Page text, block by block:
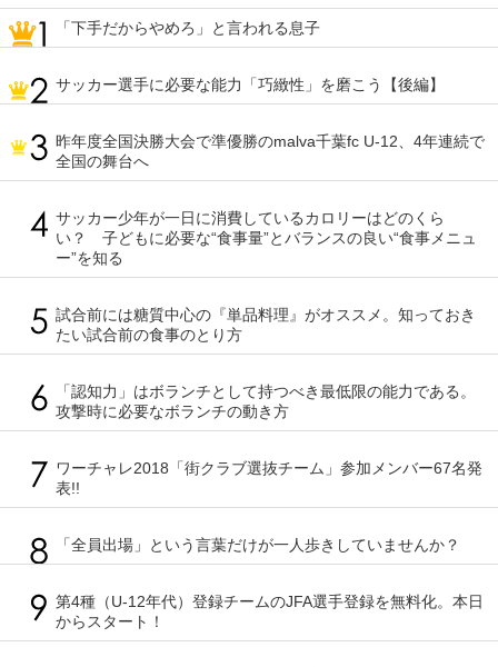
「下手だからやめろ」と言われる息子
サッカー選手に必要な能力「巧緻性」を磨こう【後編】
昨年度全国決勝大会で準優勝のmalva千葉fc U-12、4年連続で
全国の舞台へ
サッカー少年が一日に消費しているカロリーはどのくら
い？ 子どもに必要な“食事量”とバランスの良い“食事メニュ
ー”を知る
試合前には糖質中心の『単品料理』がオススメ。知っておき
たい試合前の食事のとり方
「認知力」はボランチとして持つべき最低限の能力である。
攻撃時に必要なボランチの動き方
ワーチャレ2018「街クラブ選抜チーム」参加メンバー67名発
表!!
「全員出場」という言葉だけが一人歩きしていませんか？
第4種（U-12年代）登録チームのJFA選手登録を無料化。本日
からスタート！